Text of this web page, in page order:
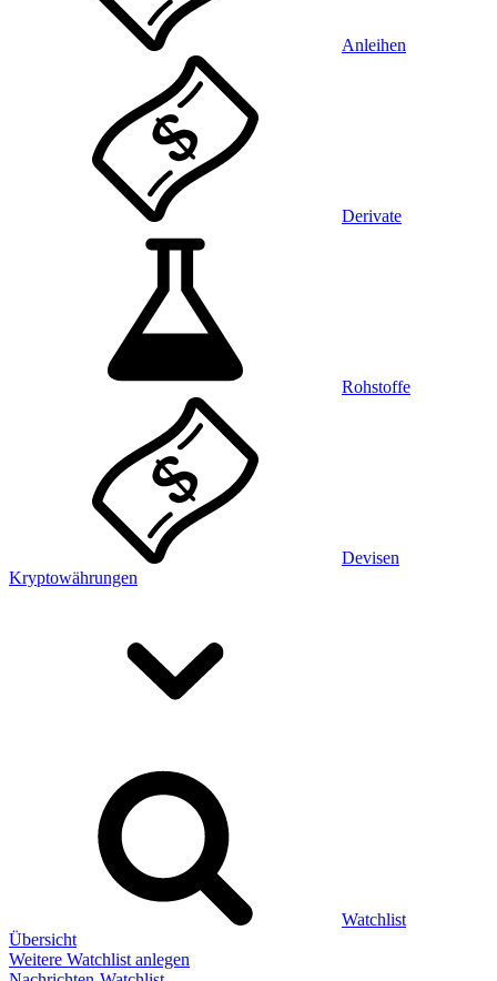
Anleihen
Derivate
Rohstoffe
Devisen
Kryptowährungen
Watchlist
Übersicht
Weitere Watchlist anlegen